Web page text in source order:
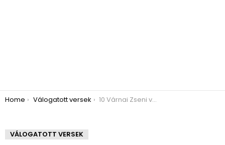
You are here:
Home Válogatott versek 10 Várnai Zseni vers, amit ma érdemes elolvasnod
VÁLOGATOTT VERSEK